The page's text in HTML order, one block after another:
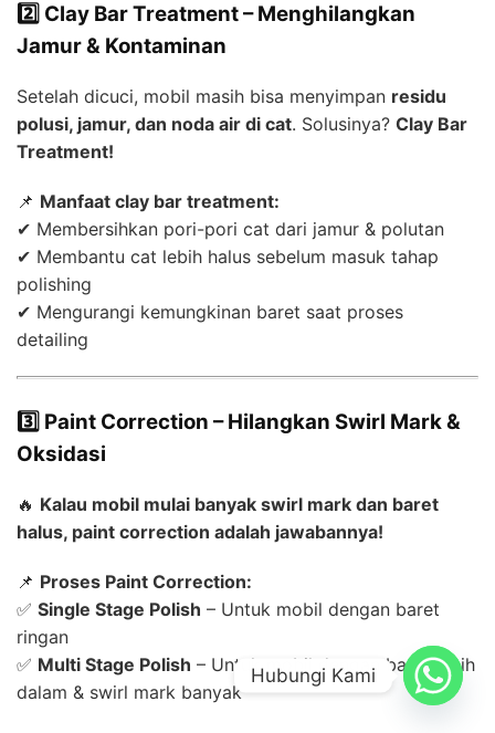
2️⃣ Clay Bar Treatment – Menghilangkan
Jamur & Kontaminan
Setelah dicuci, mobil masih bisa menyimpan residu
polusi, jamur, dan noda air di cat. Solusinya? Clay Bar
Treatment!
📌 Manfaat clay bar treatment:
✔ Membersihkan pori-pori cat dari jamur & polutan
✔ Membantu cat lebih halus sebelum masuk tahap
polishing
✔ Mengurangi kemungkinan baret saat proses
detailing
3️⃣ Paint Correction – Hilangkan Swirl Mark &
Oksidasi
🔥 Kalau mobil mulai banyak swirl mark dan baret
halus, paint correction adalah jawabannya!
📌 Proses Paint Correction:
✅ Single Stage Polish – Untuk mobil dengan baret
ringan
✅ Multi Stage Polish – Untuk mobil dengan baret lebih
dalam & swirl mark banyak
Hubungi Kami